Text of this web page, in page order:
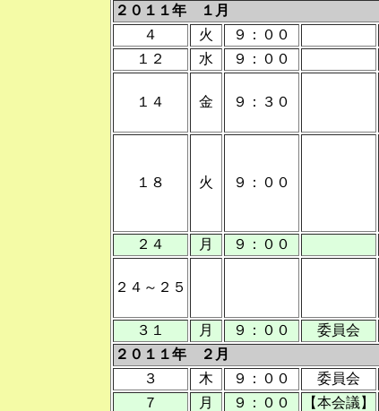
２０１１年 １月
４
火 ９：００
１２
水 ９：００
１４ 金 ９：３０
１８ 火 ９：００
２４
月 ９：００
２４～２５
３１
月 ９：００ 委員会
２０１１年 ２月
３
木 ９：００ 委員会
７
月 ９：００ 【本会議】